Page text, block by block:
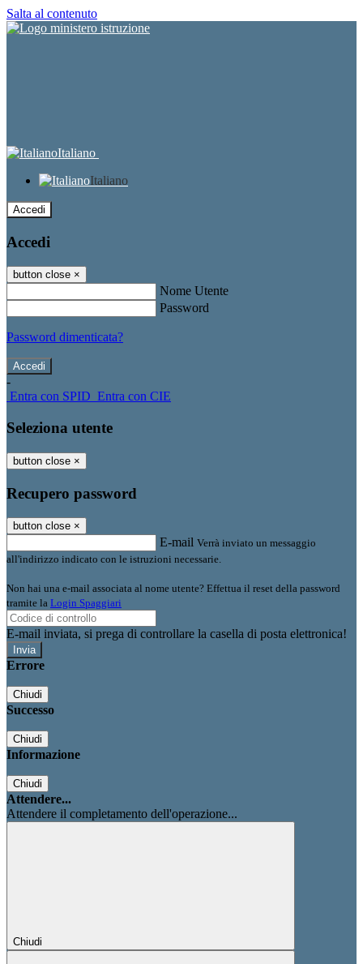
Salta al contenuto
Italiano
Italiano
Accedi
Accedi
button close ×
Nome Utente
Password
Password dimenticata?
-
Entra con SPID Entra con CIE
Seleziona utente
button close ×
Recupero password
button close ×
E-mail Verrà inviato un messaggio
all'indirizzo indicato con le istruzioni necessarie.
Non hai una e-mail associata al nome utente? Effettua il reset della password
tramite la Login Spaggiari
E-mail inviata, si prega di controllare la casella di posta elettronica!
Errore
Chiudi
Successo
Chiudi
Informazione
Chiudi
Attendere...
Attendere il completamento dell'operazione...
Chiudi